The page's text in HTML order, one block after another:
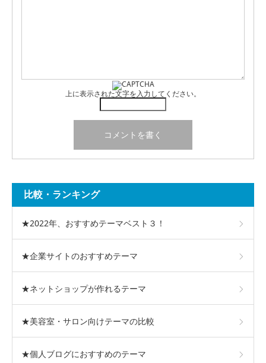
上に表示された文字を入力してください。
比較・ランキング
★2022年、おすすめテーマベスト３！
★企業サイトのおすすめテーマ
★ネットショップが作れるテーマ
★美容室・サロン向けテーマの比較
★個人ブログにおすすめのテーマ